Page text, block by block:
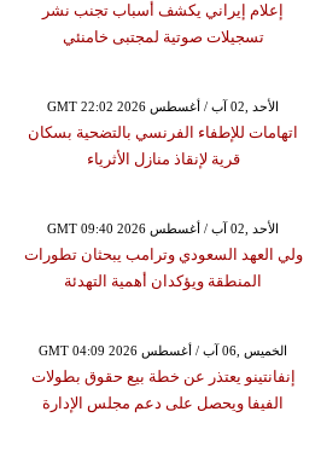
إعلام إيراني يكشف أسباب تجنب نشر
تسجيلات صوتية لمجتبى خامنئي
GMT 22:02 2026 الأحد ,02 آب / أغسطس
اتهامات للإطفاء الفرنسي بالتضحية بسكان
قرية لإنقاذ منازل الأثرياء
GMT 09:40 2026 الأحد ,02 آب / أغسطس
ولي العهد السعودي وترامب يبحثان تطورات
المنطقة ويؤكدان أهمية التهدئة
GMT 04:09 2026 الخميس ,06 آب / أغسطس
إنفانتينو يعتذر عن خطة بيع حقوق بطولات
الفيفا ويحصل على دعم مجلس الإدارة